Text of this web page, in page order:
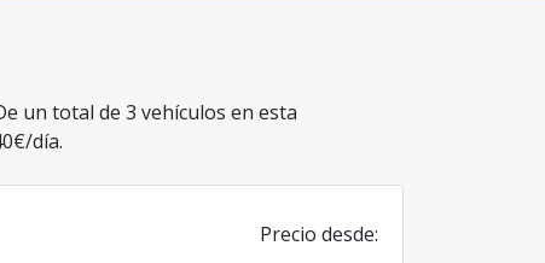
un total de 3 vehículos en esta
día.
Precio desde: